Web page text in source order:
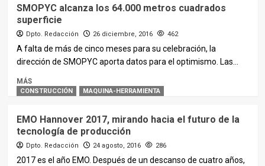
SMOPYC alcanza los 64.000 metros cuadrados
superficie
Dpto. Redacción 26 diciembre, 2016 462
A falta de más de cinco meses para su celebración, la
dirección de SMOPYC aporta datos para el optimismo. Las...
MÁS
CONSTRUCCIÓN MAQUINA-HERRAMIENTA
EMO Hannover 2017, mirando hacia el futuro de la
tecnología de producción
Dpto. Redacción 24 agosto, 2016 286
2017 es el año EMO. Después de un descanso de cuatro años,